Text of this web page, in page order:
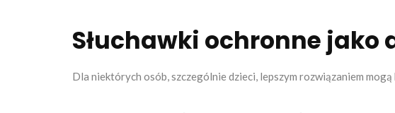
Słuchawki ochronne
Dla niektórych osób, szczególnie dzieci, lepszym rozwiązaniem mogą